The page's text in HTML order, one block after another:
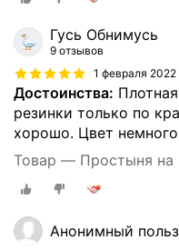
Гусь Обнимусь
9 отзывов
1 февраля 2022
Достоинства:
резинки только по
хорошо. Цвет
Товар — Простыня на
Анонимный